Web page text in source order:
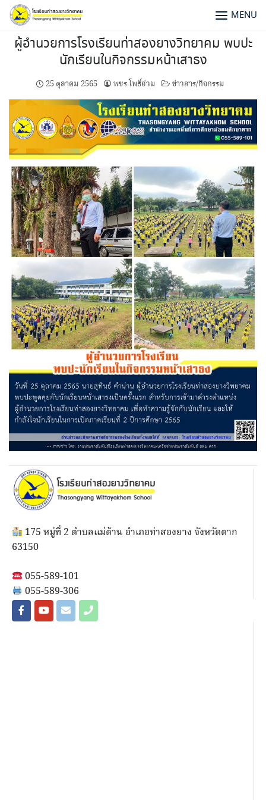
MENU
ผู้อำนวยการโรงเรียนท่าสองยางวิทยาคม พบปะ
นักเรียนในกิจกรรมหน้าเสาธง
25 ตุลาคม 2565 พชร โพธิ์อ่วม ข่าวสาร/กิจกรรม
175 หมู่ที่ 2 ตำบลแม่ต้าน อำเภอท่าสองยาง จังหวัดตาก
63150
055-589-101
055-589-306